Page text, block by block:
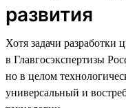
развития
Хотя задачи
в Главгосэкспертизы
но в целом
универсальный и